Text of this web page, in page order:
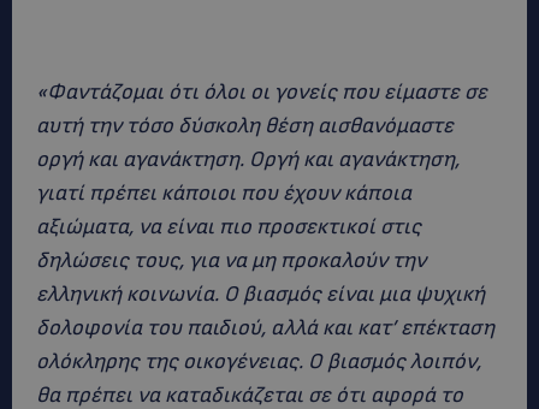
«Φαντάζομαι ότι όλοι οι γονείς που είμαστε σε
αυτή την τόσο δύσκολη θέση αισθανόμαστε
οργή και αγανάκτηση. Οργή και αγανάκτηση,
γιατί πρέπει κάποιοι που έχουν κάποια
αξιώματα, να είναι πιο προσεκτικοί στις
δηλώσεις τους, για να μη προκαλούν την
ελληνική κοινωνία. Ο βιασμός είναι μια ψυχική
δολοφονία του παιδιού, αλλά και κατ’ επέκταση
ολόκληρης της οικογένειας. Ο βιασμός λοιπόν,
θα πρέπει να καταδικάζεται σε ότι αφορά το